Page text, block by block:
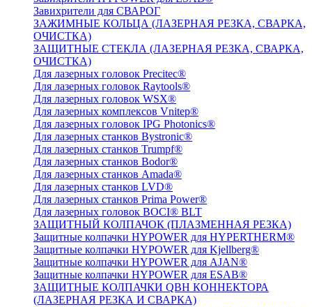
Завихрители для СВАРОГ
ЗАЖИМНЫЕ КОЛЬЦА (ЛАЗЕРНАЯ РЕЗКА, СВАРКА,
ОЧИСТКА)
ЗАЩИТНЫЕ СТЕКЛА (ЛАЗЕРНАЯ РЕЗКА, СВАРКА,
ОЧИСТКА)
Для лазерных головок Precitec®
Для лазерных головок Raytools®
Для лазерных головок WSX®
Для лазерных комплексов Vnitep®
Для лазерных головок IPG Photonics®
Для лазерных станков Bystronic®
Для лазерных станков Trumpf®
Для лазерных станков Bodor®
Для лазерных станков Amada®
Для лазерных станков LVD®
Для лазерных станков Prima Power®
Для лазерных головок BOCI® BLT
ЗАЩИТНЫЙ КОЛПАЧОК (ПЛАЗМЕННАЯ РЕЗКА)
Защитные колпачки HYPOWER для HYPERTHERM®
Защитные колпачки HYPOWER для Kjellberg®
Защитные колпачки HYPOWER для AJAN®
Защитные колпачки HYPOWER для ESAB®
ЗАЩИТНЫЕ КОЛПАЧКИ QBH КОННЕКТОРА
(ЛАЗЕРНАЯ РЕЗКА И СВАРКА)